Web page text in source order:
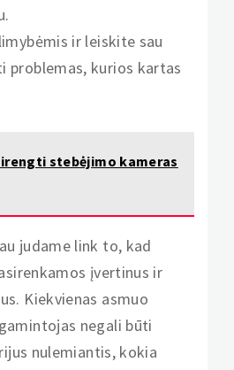
ir leiskite sau
problemas, kurios kartas
stebėjimo kameras
judame link to, kad
įvertinus ir
Kiekvienas asmuo
negali būti
nulemiantis, kokia